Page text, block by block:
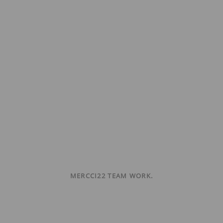
MERCCI22 TEAM WORK.